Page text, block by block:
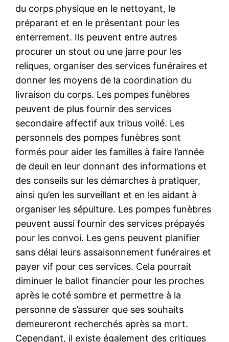
du corps physique en le nettoyant, le
préparant et en le présentant pour les
enterrement. Ils peuvent entre autres
procurer un stout ou une jarre pour les
reliques, organiser des services funéraires et
donner les moyens de la coordination du
livraison du corps. Les pompes funèbres
peuvent de plus fournir des services
secondaire affectif aux tribus voilé. Les
personnels des pompes funèbres sont
formés pour aider les familles à faire l’année
de deuil en leur donnant des informations et
des conseils sur les démarches à pratiquer,
ainsi qu’en les surveillant et en les aidant à
organiser les sépulture. Les pompes funèbres
peuvent aussi fournir des services prépayés
pour les convoi. Les gens peuvent planifier
sans délai leurs assaisonnement funéraires et
payer vif pour ces services. Cela pourrait
diminuer le ballot financier pour les proches
après le coté sombre et permettre à la
personne de s’assurer que ses souhaits
demeureront recherchés après sa mort.
Cependant, il existe également des critiques